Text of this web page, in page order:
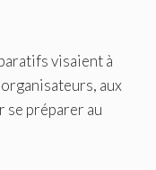
visaient à
aux
se préparer au